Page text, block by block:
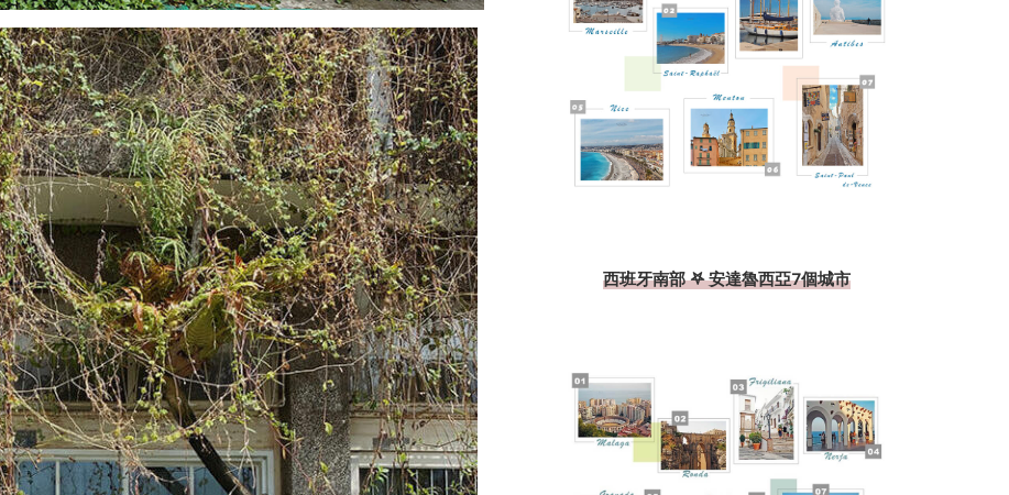
西班牙南部 𖤐 安達魯西亞7個城市